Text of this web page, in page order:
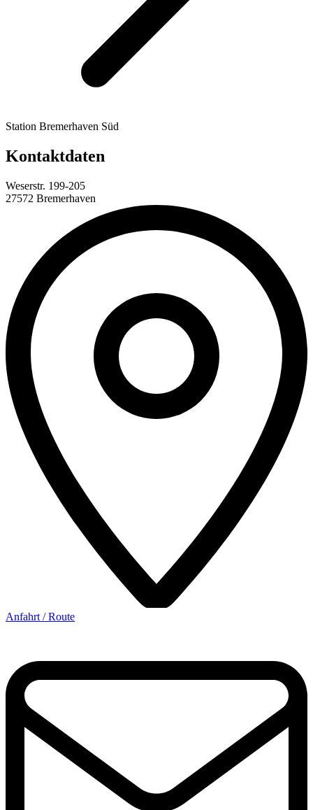
Station Bremerhaven Süd
Kontaktdaten
Weserstr. 199-205
27572 Bremerhaven
Anfahrt / Route